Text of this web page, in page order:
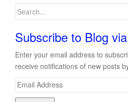
Search
Subscribe to Blog
Enter your email address to
receive notifications of new posts
E